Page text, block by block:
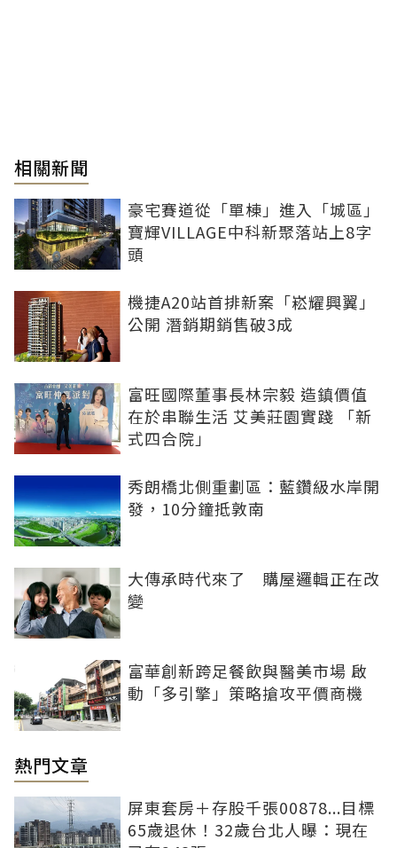
相關新聞
豪宅賽道從「單棟」進入「城區」
寶輝VILLAGE中科新聚落站上8字
頭
機捷A20站首排新案「崧耀興翼」
公開 潛銷期銷售破3成
富旺國際董事長林宗毅 造鎮價值
在於串聯生活 艾美莊園實踐 「新
式四合院」
秀朗橋北側重劃區：藍鑽級水岸開
發，10分鐘抵敦南
大傳承時代來了 購屋邏輯正在改
變
富華創新跨足餐飲與醫美市場 啟
動「多引擎」策略搶攻平價商機
熱門文章
屏東套房＋存股千張00878...目標
65歲退休！32歲台北人曝：現在